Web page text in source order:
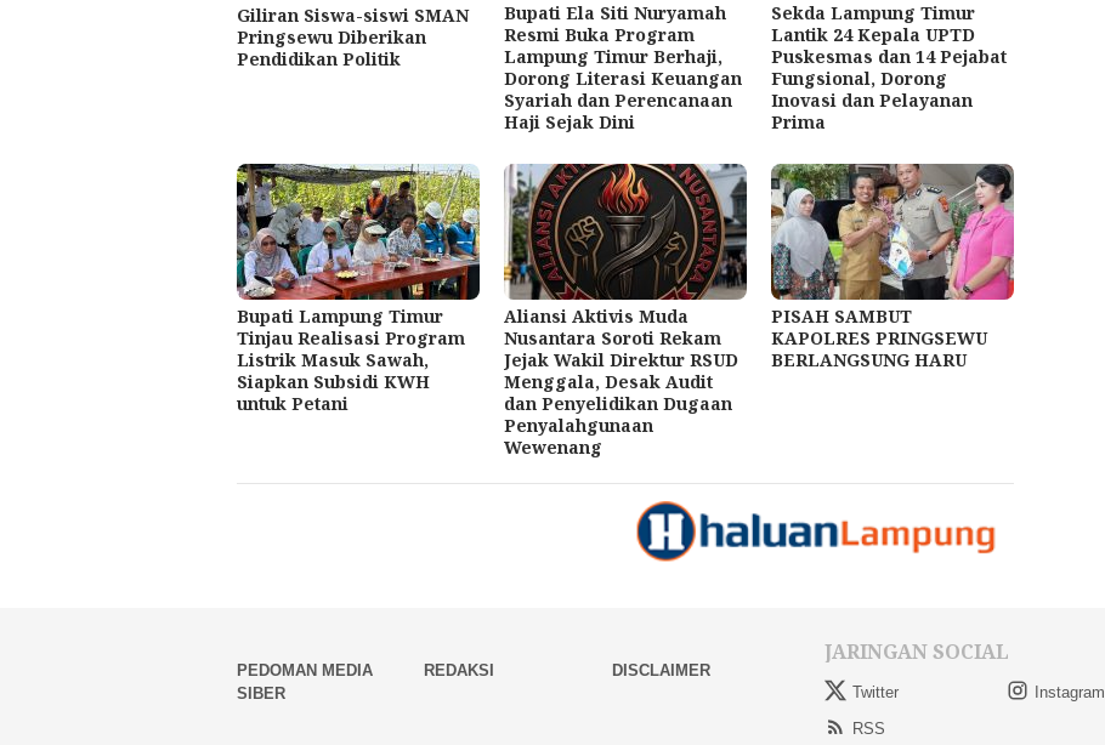
Giliran Siswa-siswi SMAN
Pringsewu Diberikan
Pendidikan Politik
Bupati Ela Siti Nuryamah
Resmi Buka Program
Lampung Timur Berhaji,
Dorong Literasi Keuangan
Syariah dan Perencanaan
Haji Sejak Dini
Sekda Lampung Timur
Lantik 24 Kepala UPTD
Puskesmas dan 14 Pejabat
Fungsional, Dorong
Inovasi dan Pelayanan
Prima
Bupati Lampung Timur
Tinjau Realisasi Program
Listrik Masuk Sawah,
Siapkan Subsidi KWH
untuk Petani
Aliansi Aktivis Muda
Nusantara Soroti Rekam
Jejak Wakil Direktur RSUD
Menggala, Desak Audit
dan Penyelidikan Dugaan
Penyalahgunaan
Wewenang
PISAH SAMBUT
KAPOLRES PRINGSEWU
BERLANGSUNG HARU
PEDOMAN MEDIA
SIBER
REDAKSI DISCLAIMER
JARINGAN SOCIAL
Twitter Instagram
RSS